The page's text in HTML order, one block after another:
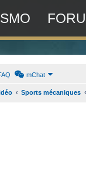
mChat
Sports mécaniques